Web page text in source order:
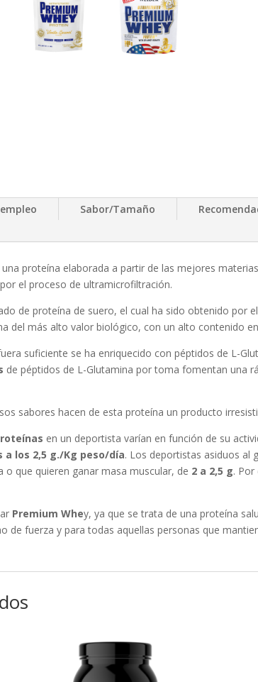
Sabor/Tamaño
una proteína elaborada a partir de las mejores
el proceso de ultramicrofiltración.
de proteína de suero, el cual ha sido obtenido por
del más alto valor biológico, con un alto contenido en
suficiente se ha enriquecido con péptidos de L-
de péptidos de L-Glutamina por toma fomentan una
sabores hacen de esta proteína un producto
en un deportista varían en función de su
a los 2,5 g./Kg peso/día. Los deportistas asiduos al
o que quieren ganar masa muscular, de 2 a 2,5 g.
Premium Whey, ya que se trata de una proteína
de fuerza y para todas aquellas personas que